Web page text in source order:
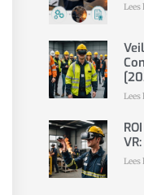
Lees